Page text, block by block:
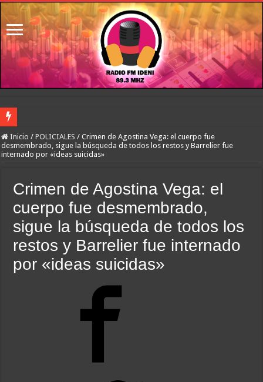
River lo descartó y el pibe Jaime brilla en Peñarol de Montevideo: «¿Nos dieron
Flávio Bolsonaro culpó a Lula da Silva de la crisis con Argentina y a su
Franco Mastantuono se fue de Real Madrid y en Italia lo recibió una multitud:
Dolor en Chubut: murió el intendente de Gaiman en medio de una operación
Escala el conflicto universitario: los rectores piden a la Justicia que intime al
Pedradas, corridas y detenidos frente al Congreso en la marcha contra la Ley de
La Cámara de Casación confirmó el procesamiento de Julio de Vido y su
La contundente respuesta de Benegas Lynch a una senadora K que quiso
Inicio / POLICIALES / Crimen de Agostina Vega: el cuerpo fue
desmembrado, sigue la búsqueda de todos los restos y Barrelier fue
internado por «ideas suicidas»
Crimen de Agostina Vega: el
cuerpo fue desmembrado,
sigue la búsqueda de todos los
restos y Barrelier fue internado
por «ideas suicidas»